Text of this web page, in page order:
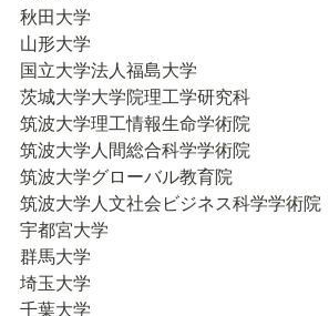
秋田大学
山形大学
国立大学法人福島大学
茨城大学大学院理工学研究科
筑波大学理工情報生命学術院
筑波大学人間総合科学学術院
筑波大学グローバル教育院
筑波大学人文社会ビジネス科学学術院
宇都宮大学
群馬大学
埼玉大学
千葉大学